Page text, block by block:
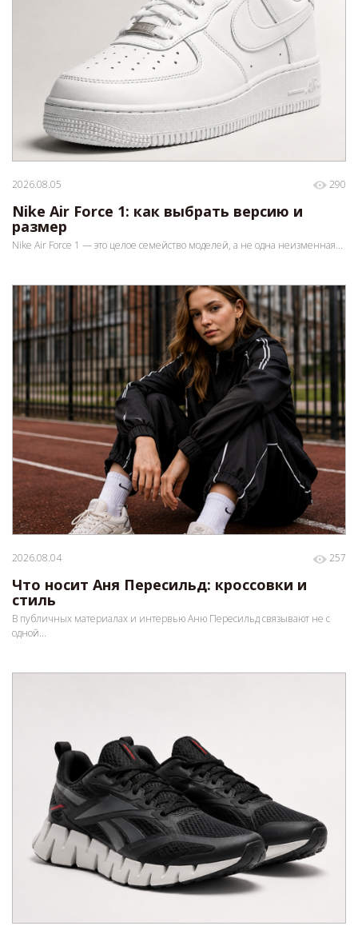
2026.08.05 290
Nike Air Force 1: как выбрать версию и
размер
Nike Air Force 1 — это целое семейство моделей, а не одна неизменная...
2026.08.04 257
Что носит Аня Пересильд: кроссовки и
стиль
В публичных материалах и интервью Аню Пересильд связывают не с
одной...